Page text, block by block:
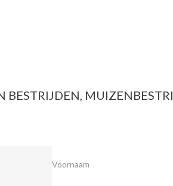
BESTRIJDEN,
Voornaam